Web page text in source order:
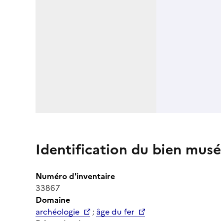
Identification du bien
Numéro d'inventaire
33867
Domaine
archéologie
; âge du fer